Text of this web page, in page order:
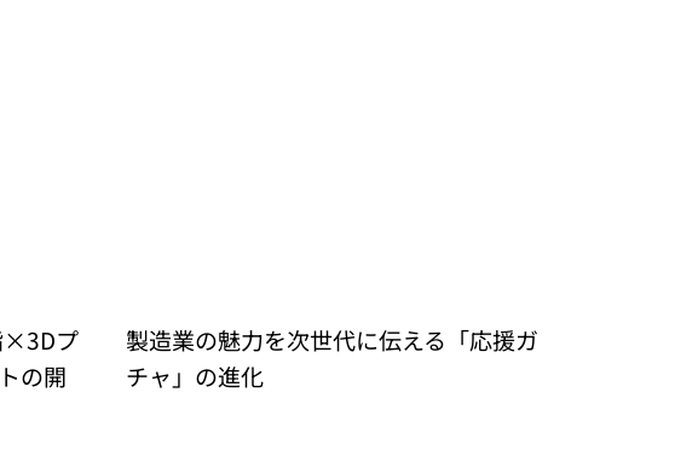
×3Dプ
の開
製造業の魅力を次世代に伝える「応援ガ
チャ」の進化